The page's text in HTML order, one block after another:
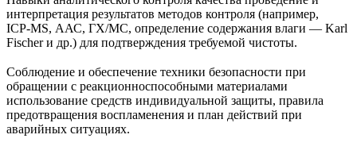
интерпретация результатов методов контроля (например,
ICP‑MS, ААС, ГХ/МС, определение содержания влаги — Karl
Fischer и др.) для подтверждения требуемой чистоты.
Соблюдение и обеспечение техники безопасности при
обращении с реакционноспособными материалами
использование средств индивидуальной защиты, правила
предотвращения воспламенения и план действий при
аварийных ситуациях.